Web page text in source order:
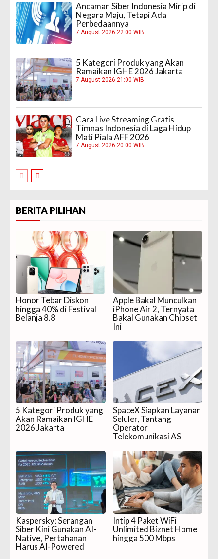
Ancaman Siber Indonesia Mirip di
Negara Maju, Tetapi Ada
Perbedaannya
7 August 2026 22:00 WIB
5 Kategori Produk yang Akan
Ramaikan IGHE 2026 Jakarta
7 August 2026 21:00 WIB
Cara Live Streaming Gratis
Timnas Indonesia di Laga Hidup
Mati Piala AFF 2026
7 August 2026 20:00 WIB
BERITA PILIHAN
Honor Tebar Diskon
hingga 40% di Festival
Belanja 8.8
Apple Bakal Munculkan
iPhone Air 2, Ternyata
Bakal Gunakan Chipset
Ini
5 Kategori Produk yang
Akan Ramaikan IGHE
2026 Jakarta
SpaceX Siapkan Layanan
Seluler, Tantang
Operator
Telekomunikasi AS
Kaspersky: Serangan
Siber Kini Gunakan AI-
Native, Pertahanan
Harus AI-Powered
Intip 4 Paket WiFi
Unlimited Biznet Home
hingga 500 Mbps